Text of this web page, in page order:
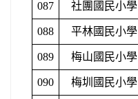
087 社團國民小學
088 平林國民小學
089 梅山國民小學
090 梅圳國民小學